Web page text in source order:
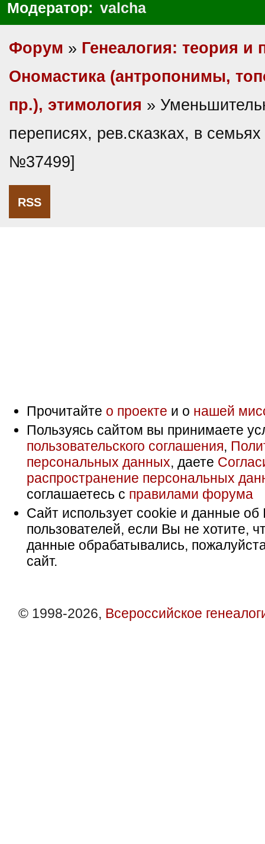
Модератор: valcha
Форум » Генеалогия: теория и
Ономастика (антропонимы,
пр.), этимология »
переписях, рев.сказках, в
№37499]
RSS
Прочитайте о проекте и о нашей
Пользуясь сайтом вы принимаете
пользовательского соглашения,
персональных данных, даете
распространение персональных
соглашаетесь с правилами форума
Сайт использует cookie и данные об
пользователей, если Вы не хотите,
данные обрабатывались,
сайт.
© 1998-2026, Всероссийское